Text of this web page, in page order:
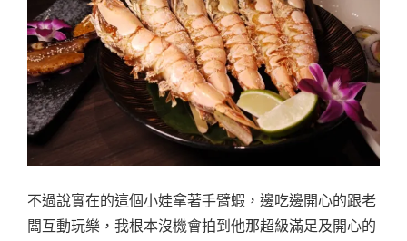
不過說實在的這個小娃拿著手臂蝦，邊吃邊開心的跟老
闆互動玩樂，我根本沒機會拍到他那超級滿足及開心的